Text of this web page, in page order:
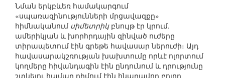
Նման երկբևեռ համակարգում
«սպառազինությունների մրցավազքը»
հիմնականում սիմետրիկբնույթ էր կրում.
ամերիկյան և խորհրդային զինված ուժերը
տիրապետում էին գրեթե հավասար ներուժի։ Այդ
հավասարակշռության խախտումը որևէ ոլորտում
կողմերը հիվանդագին էին ընդունում և դրությունը
շտկելու համար դիմում էին հնարավոր բոլոր